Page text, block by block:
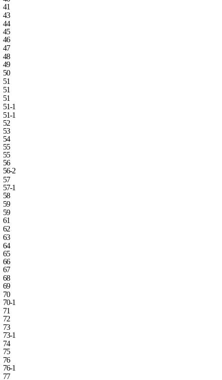
41
43
44
45
46
47
48
49
50
51
51
51
51‑1
51‑1
52
53
54
55
55
56
56‑2
57
57‑1
58
59
59
61
62
63
64
65
66
67
68
69
70
70‑1
71
72
73
73‑1
74
75
76
76‑1
77